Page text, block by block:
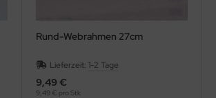
Rund-Webrahmen 27cm
Lieferzeit:1-2 Tage
9,49 €
9,49 € pro Stk